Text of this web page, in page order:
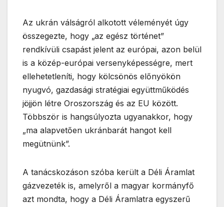
Az ukrán válságról alkotott véleményét úgy
összegezte, hogy „az egész történet”
rendkívüli csapást jelent az európai, azon belül
is a közép-európai versenyképességre, mert
ellehetetleníti, hogy kölcsönös előnyökön
nyugvó, gazdasági stratégiai együttműködés
jöjjön létre Oroszország és az EU között.
Többször is hangsúlyozta ugyanakkor, hogy
„ma alapvetően ukránbarát hangot kell
megütnünk”.
A tanácskozáson szóba került a Déli Áramlat
gázvezeték is, amelyről a magyar kormányfő
azt mondta, hogy a Déli Áramlatra egyszerű